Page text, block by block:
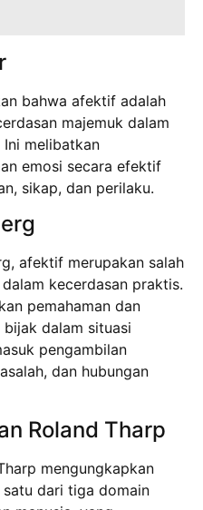
bahwa afektif adalah
majemuk dalam
melibatkan
emosi secara efektif
sikap, dan perilaku.
afektif merupakan salah
kecerdasan praktis.
pemahaman dan
dalam situasi
pengambilan
dan hubungan
Roland Tharp
mengungkapkan
dari tiga domain